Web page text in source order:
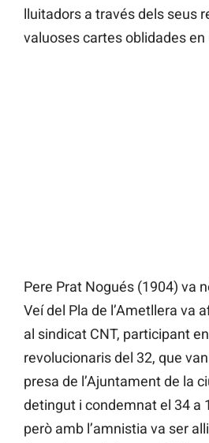
lluitadors a través dels seus
valuoses cartes oblidades en
Pere Prat Nogués (1904) va
Veí del Pla de l’Ametllera va
al sindicat CNT, participant
revolucionaris del 32, que
presa de l’Ajuntament de la
detingut i condemnat el 34 a
però amb l’amnistia va ser